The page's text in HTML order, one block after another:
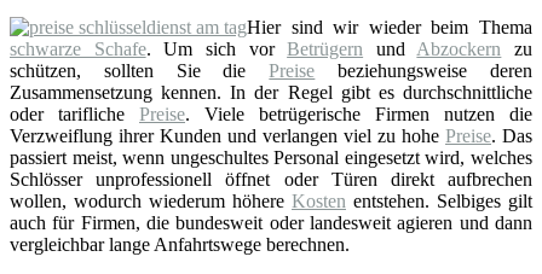
Hier sind wir wieder beim Thema
schwarze Schafe. Um sich vorBetrügern undAbzockern zu
schützen, sollten Sie diePreise beziehungsweise deren
Zusammensetzung kennen. In der Regel gibt es durchschnittliche
oder tarifliche Preise. Viele betrügerische Firmen nutzen die
Verzweiflung ihrer Kunden und verlangen viel zu hohe Preise. Das
passiert meist, wenn ungeschultes Personal eingesetzt wird, welches
Schlösser unprofessionell öffnet oder Türen direkt aufbrechen
wollen, wodurch wiederum höhere Kosten entstehen. Selbiges gilt
auch für Firmen, die bundesweit oder landesweit agieren und dann
vergleichbar lange Anfahrtswege berechnen.